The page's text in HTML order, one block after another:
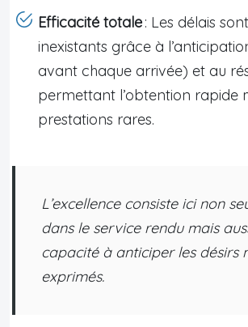
Efficacité totale: Les délais
inexistants grâce à
avant chaque arrivée) et au
permettant l’obtention rapide
prestations rares.
L’excellence consiste ici non
dans le service rendu mais
capacité à anticiper les désirs
exprimés.